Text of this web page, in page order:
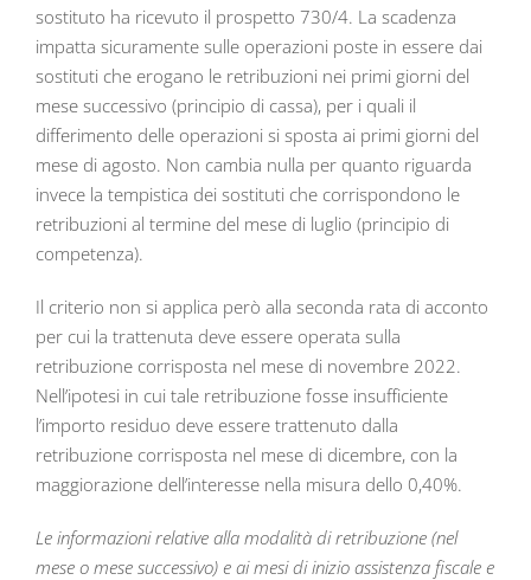
sostituto ha ricevuto il prospetto 730/4. La scadenza
impatta sicuramente sulle operazioni poste in essere dai
sostituti che erogano le retribuzioni nei primi giorni del
mese successivo (principio di cassa), per i quali il
differimento delle operazioni si sposta ai primi giorni del
mese di agosto. Non cambia nulla per quanto riguarda
invece la tempistica dei sostituti che corrispondono le
retribuzioni al termine del mese di luglio (principio di
competenza).
Il criterio non si applica però alla seconda rata di acconto
per cui la trattenuta deve essere operata sulla
retribuzione corrisposta nel mese di novembre 2022.
Nell’ipotesi in cui tale retribuzione fosse insufficiente
l’importo residuo deve essere trattenuto dalla
retribuzione corrisposta nel mese di dicembre, con la
maggiorazione dell’interesse nella misura dello 0,40%.
Le informazioni relative alla modalità di retribuzione (nel
mese o mese successivo) e ai mesi di inizio assistenza fiscale e